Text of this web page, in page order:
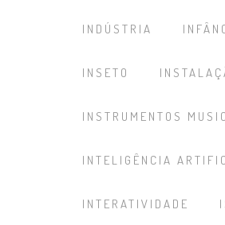
INDÚSTRIA
INSETO
INSTRUMENTOS
INTELIGÊNCIA
INTERATIVIDADE